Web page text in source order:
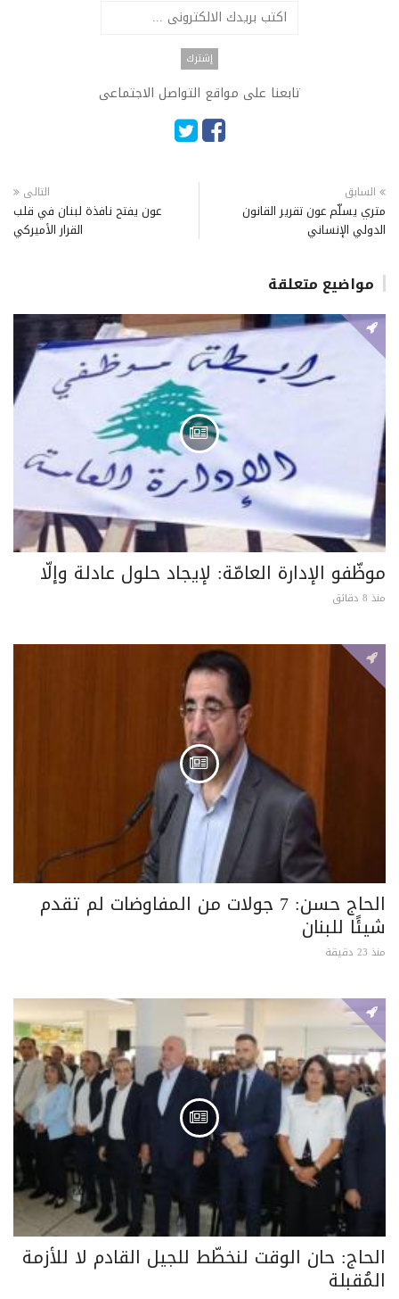
تابعنا على مواقع التواصل الاجتماعى
السابق
متري يسلّم عون تقرير القانون
الدولي الإنساني
التالى
عون يفتح نافذة لبنان في قلب
القرار الأميركي
مواضيع متعلقة
موظّفو الإدارة العامّة: لإيجاد حلول عادلة وإلّا
منذ 8 دقائق
الحاج حسن: 7 جولات من المفاوضات لم تقدم
شيئًا للبنان
منذ 23 دقيقة
الحاج: حان الوقت لنخطّط للجيل القادم لا للأزمة
المُقبلة